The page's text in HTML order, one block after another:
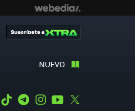
NUEVO
Suscríbete a
WhatsApp
Tiktok TelegramInstagramYoutube